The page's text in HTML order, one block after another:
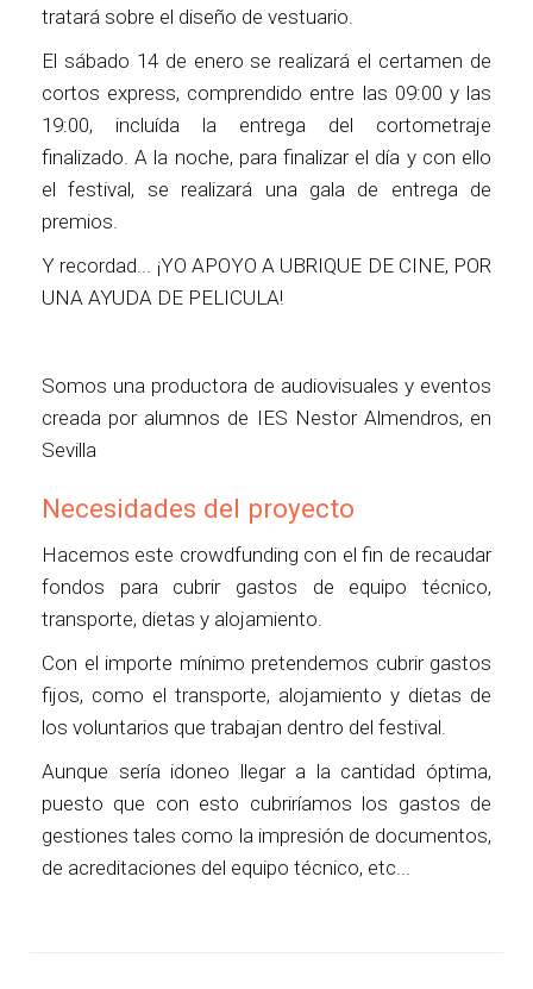
tratará sobre el diseño de vestuario.
El sábado 14 de enero se realizará el certamen de
cortos express, comprendido entre las 09:00 y las
19:00, incluída la entrega del cortometraje
finalizado. A la noche, para finalizar el día y con ello
el festival, se realizará una gala de entrega de
premios.
Y recordad... ¡YO APOYO A UBRIQUE DE CINE, POR
UNA AYUDA DE PELICULA!
Somos una productora de audiovisuales y eventos
creada por alumnos de IES Nestor Almendros, en
Sevilla
Necesidades del proyecto
Hacemos este crowdfunding con el fin de recaudar
fondos para cubrir gastos de equipo técnico,
transporte, dietas y alojamiento.
Con el importe mínimo pretendemos cubrir gastos
fijos, como el transporte, alojamiento y dietas de
los voluntarios que trabajan dentro del festival.
Aunque sería idoneo llegar a la cantidad óptima,
puesto que con esto cubriríamos los gastos de
gestiones tales como la impresión de documentos,
de acreditaciones del equipo técnico, etc...